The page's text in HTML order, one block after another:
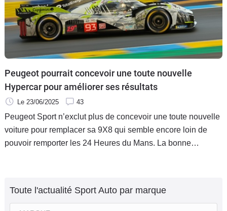
Peugeot pourrait concevoir une toute nouvelle
Hypercar pour améliorer ses résultats
Le 23/06/2025 43
Peugeot Sport n’exclut plus de concevoir une toute nouvelle
voiture pour remplacer sa 9X8 qui semble encore loin de
pouvoir remporter les 24 Heures du Mans. La bonne
Toute l'actualité Sport Auto par marque